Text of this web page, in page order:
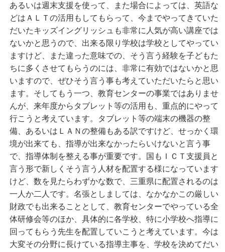
あるいは週末支援を使って、また場合によっては、英語な
どはＡＬＴの活用もしてもらって、今までやってきていた
だいたキッズイングリッシュも非常に人気が高い講座では
ないかと思うので、出来る限り学校は学校としてやってい
ますけど、また違った意味での、そう言う経験を子どもた
ちに多くさせてもらうのには、非常に有効ではないかと思
いますので、ぜひそう言う事も考えていただいたらと思い
ます。そしてもう一つ、教育センターの事業ではありませ
んが、来年度からタブレット等の活用も、重点的にやって
行こうと考えています。タブレット等の端末の機器の整
備、あるいはＬＡＮの整備もある訳ですけど、せっかく環
境が出来ても、指導が出来なかったらいけないと言う事
で、指導体制を整える事が重要です。国もＩＣＴ支援員と
言う形で新しくそう言う人材を配置する様になっています
けど、数を見たらわずかな数で、三重県に配置されるのは
一人か二人です。名張としましては、なかなかこの厳しい
財政でも出来ることとして、教育センターでやっている全
体研修会等のほか、具体的に各学校、特に小学校へ指導に
回ってもらう先生を配置していこうと考えています。今は
大変その分野に長けている指導主事を、学校を決めてだい